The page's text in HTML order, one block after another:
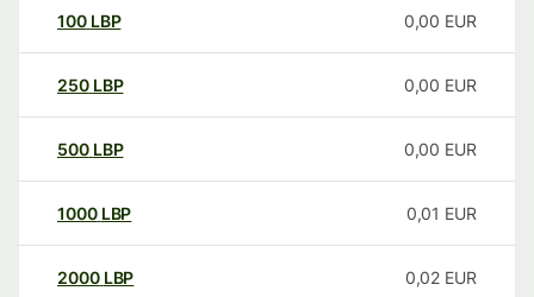
100 LBP 0,00 EUR
250 LBP 0,00 EUR
500 LBP 0,00 EUR
1000 LBP 0,01 EUR
2000 LBP 0,02 EUR